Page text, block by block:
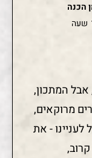
הכנה
שעה
אבל המתכון,
חברים מרוקאים,
לעניינו - את